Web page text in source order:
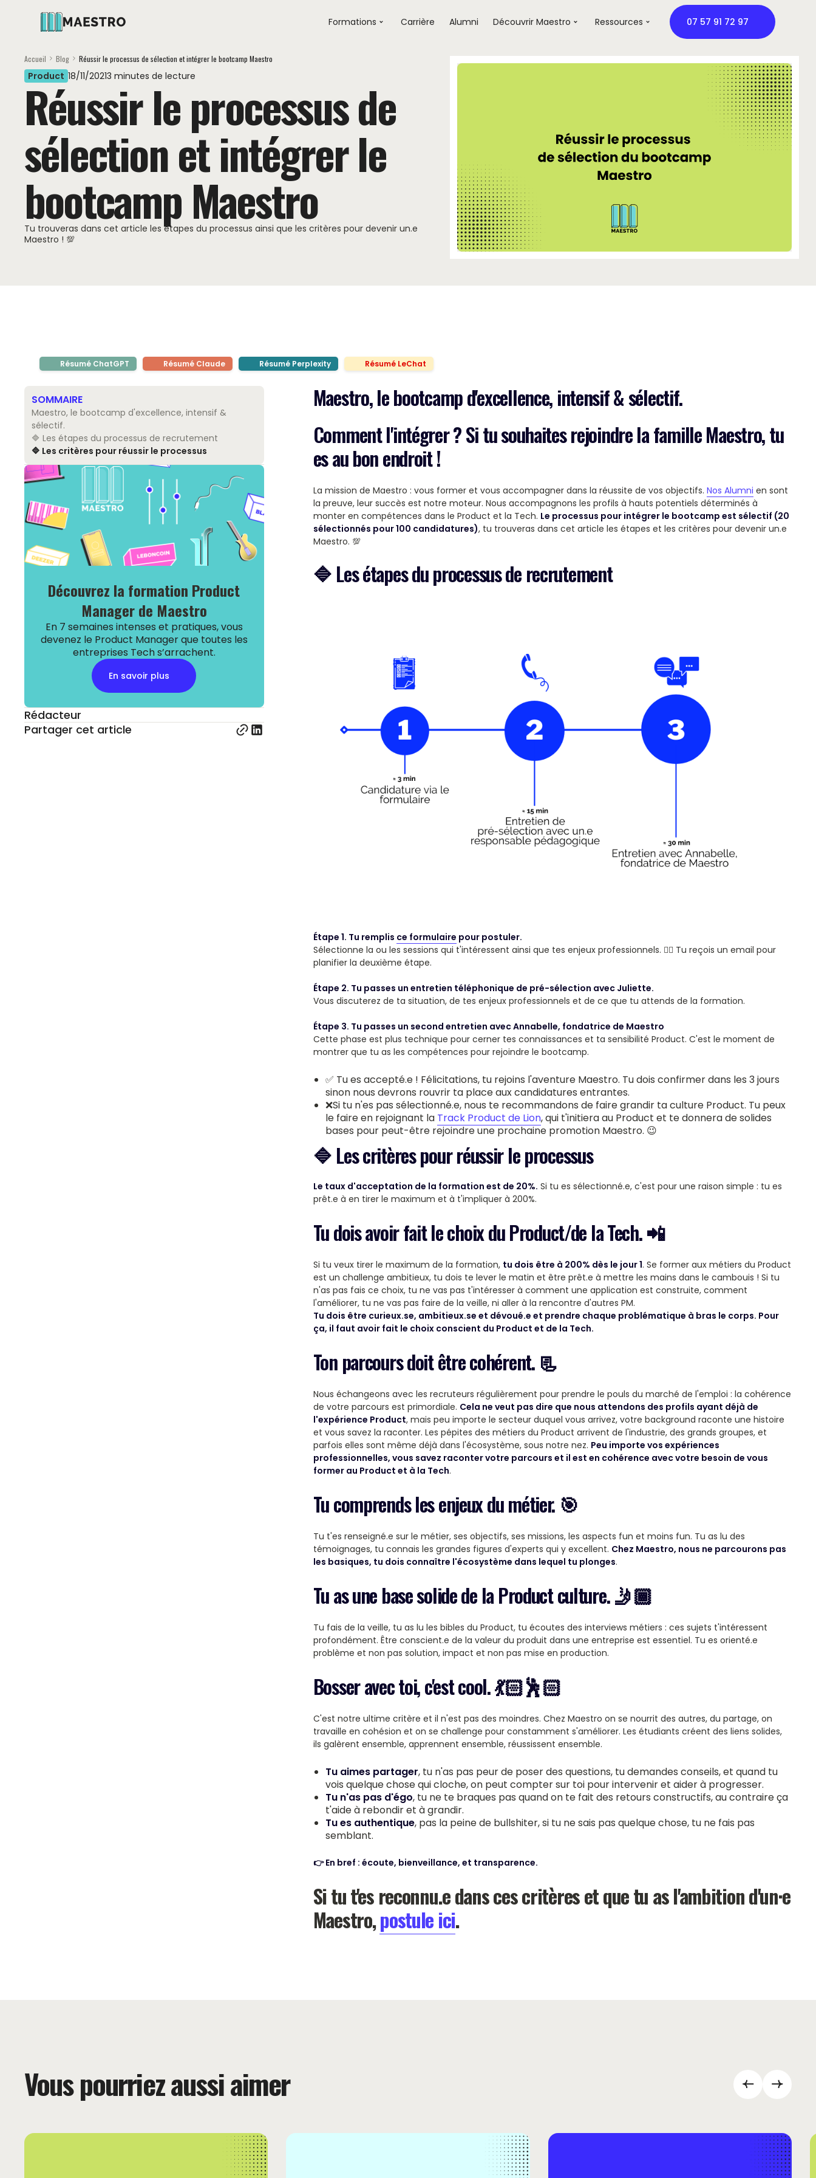
Formations Carrière Alumni Découvrir Maestro Ressources 07 57 91 72 97
Accueil Blog Réussir le processus de sélection et intégrer le bootcamp Maestro
Product 18/11/20213 minutes de lecture
Réussir le processus de
sélection et intégrer le
bootcamp Maestro
Tu trouveras dans cet article les étapes du processus ainsi que les critères pour devenir un.e
Maestro ! 💯
Résumé ChatGPT Résumé Claude Résumé Perplexity Résumé LeChat
SOMMAIRE
Maestro, le bootcamp d'excellence, intensif &
sélectif.
🔷 Les étapes du processus de recrutement
🔷 Les critères pour réussir le processus
Découvrez la formation Product
Manager de Maestro
En 7 semaines intenses et pratiques, vous
devenez le Product Manager que toutes les
entreprises Tech s’arrachent.
En savoir plus
Rédacteur
Partager cet article
Maestro, le bootcamp d'excellence, intensif & sélectif.
Comment l'intégrer ? Si tu souhaites rejoindre la famille Maestro, tu
es au bon endroit !
La mission de Maestro : vous former et vous accompagner dans la réussite de vos objectifs. Nos Alumni en sont
la preuve, leur succès est notre moteur. Nous accompagnons les profils à hauts potentiels déterminés à
monter en compétences dans le Product et la Tech. Le processus pour intégrer le bootcamp est sélectif (20
sélectionnés pour 100 candidatures), tu trouveras dans cet article les étapes et les critères pour devenir un.e
Maestro. 💯
🔷Les étapes du processus de recrutement
Étape 1. Tu remplis ce formulaire pour postuler.
Sélectionne la ou les sessions qui t'intéressent ainsi que tes enjeux professionnels. 👉🏼 Tu reçois un email pour
planifier la deuxième étape.
Étape 2. Tu passes un entretien téléphonique de pré-sélection avec Juliette.
Vous discuterez de ta situation, de tes enjeux professionnels et de ce que tu attends de la formation.
Étape 3. Tu passes un second entretien avec Annabelle, fondatrice de Maestro
Cette phase est plus technique pour cerner tes connaissances et ta sensibilité Product. C'est le moment de
montrer que tu as les compétences pour rejoindre le bootcamp.
✅ Tu es accepté.e ! Félicitations, tu rejoins l'aventure Maestro. Tu dois confirmer dans les 3 jours
sinon nous devrons rouvrir ta place aux candidatures entrantes.
❌Si tu n'es pas sélectionné.e, nous te recommandons de faire grandir ta culture Product. Tu peux
le faire en rejoignant la Track Product de Lion, qui t'initiera au Product et te donnera de solides
bases pour peut-être rejoindre une prochaine promotion Maestro. 😉
🔷Les critères pour réussir le processus
Le taux d'acceptation de la formation est de 20%. Si tu es sélectionné.e, c'est pour une raison simple : tu es
prêt.e à en tirer le maximum et à t'impliquer à 200%.
Tu dois avoir fait le choix du Product/de la Tech. 📲
Si tu veux tirer le maximum de la formation, tu dois être à 200% dès le jour 1. Se former aux métiers du Product
est un challenge ambitieux, tu dois te lever le matin et être prêt.e à mettre les mains dans le cambouis ! Si tu
n'as pas fais ce choix, tu ne vas pas t'intéresser à comment une application est construite, comment
l'améliorer, tu ne vas pas faire de la veille, ni aller à la rencontre d'autres PM.
Tu dois être curieux.se, ambitieux.se et dévoué.e et prendre chaque problématique à bras le corps. Pour
ça, il faut avoir fait le choix conscient du Product et de la Tech.
Ton parcours doit être cohérent. 📃
Nous échangeons avec les recruteurs régulièrement pour prendre le pouls du marché de l'emploi : la cohérence
de votre parcours est primordiale. Cela ne veut pas dire que nous attendons des profils ayant déjà de
l'expérience Product, mais peu importe le secteur duquel vous arrivez, votre background raconte une histoire
et vous savez la raconter. Les pépites des métiers du Product arrivent de l'industrie, des grands groupes, et
parfois elles sont même déjà dans l'écosystème, sous notre nez. Peu importe vos expériences
professionnelles, vous savez raconter votre parcours et il est en cohérence avec votre besoin de vous
former au Product et à la Tech.
Tu comprends les enjeux du métier. 🎯
Tu t'es renseigné.e sur le métier, ses objectifs, ses missions, les aspects fun et moins fun. Tu as lu des
témoignages, tu connais les grandes figures d'experts qui y excellent. Chez Maestro, nous ne parcourons pas
les basiques, tu dois connaître l'écosystème dans lequel tu plonges.
Tu as une base solide de la Product culture. 🤳🏾
Tu fais de la veille, tu as lu les bibles du Product, tu écoutes des interviews métiers : ces sujets t'intéressent
profondément. Être conscient.e de la valeur du produit dans une entreprise est essentiel. Tu es orienté.e
problème et non pas solution, impact et non pas mise en production.
Bosser avec toi, c'est cool. 💃🏻🕺🏻
C'est notre ultime critère et il n'est pas des moindres. Chez Maestro on se nourrit des autres, du partage, on
travaille en cohésion et on se challenge pour constamment s'améliorer. Les étudiants créent des liens solides,
ils galèrent ensemble, apprennent ensemble, réussissent ensemble.
Tu aimes partager, tu n'as pas peur de poser des questions, tu demandes conseils, et quand tu
vois quelque chose qui cloche, on peut compter sur toi pour intervenir et aider à progresser.
Tu n'as pas d'égo, tu ne te braques pas quand on te fait des retours constructifs, au contraire ça
t'aide à rebondir et à grandir.
Tu es authentique, pas la peine de bullshiter, si tu ne sais pas quelque chose, tu ne fais pas
semblant.
👉 En bref : écoute, bienveillance, et transparence.
Si tu t'es reconnu.e dans ces critères et que tu as l'ambition d'un·e
Maestro,postule ici.
Vous pourriez aussi aimer